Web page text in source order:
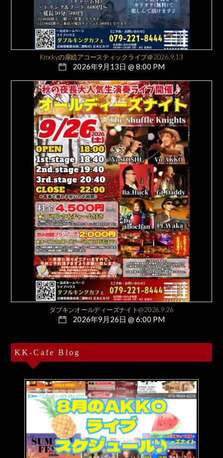
Krockyの扉絵アコースティックライブ＠2026.9.13
2026年9月13日 @ 8:00 PM
ダブキンオールディーズナイト@2026.9.26
2026年9月26日 @ 6:00 PM
KK-Cafe Blog